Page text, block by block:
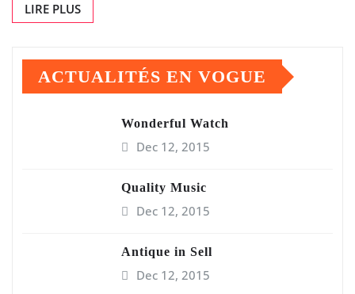
LIRE PLUS
ACTUALITÉS EN VOGUE
Wonderful Watch
Dec 12, 2015
Quality Music
Dec 12, 2015
Antique in Sell
Dec 12, 2015